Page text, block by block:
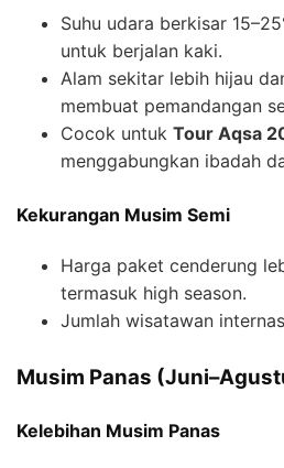
Suhu udara berkisar
untuk berjalan kaki.
Alam sekitar lebih hijau
membuat pemandangan
Cocok untuk Tour Aqsa
menggabungkan ibadah
Kekurangan Musim Semi
Harga paket cenderung
termasuk high season.
Jumlah wisatawan
Musim Panas
Kelebihan Musim Panas